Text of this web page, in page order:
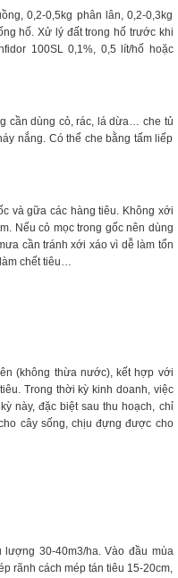
0,2-0,5kg phân lân, 0,2-0,3kg
hố. Xử lý đất trong hố trước khi
100SL 0,1%, 0,5 lít/hố hoặc
cần dùng cỏ, rác, lá dừa… che tủ
nắng. Có thể che bằng tấm liếp
và gữa các hàng tiêu. Không xới
Nếu cỏ mọc trong gốc nên dùng
cần tránh xới xáo vì dễ làm tổn
chết tiêu…
(không thừa nước), kết hợp với
Trong thời kỳ kinh doanh, việc
này, đặc biệt sau thu hoạch, chỉ
cây sống, chịu đựng được cho
30-40m3/ha. Vào đầu mùa
rãnh cách mép tán tiêu 15-20cm,